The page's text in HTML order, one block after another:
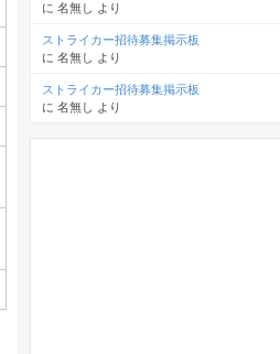
に 名無し より
ストライカー招待募集掲示板
に 名無し より
ストライカー招待募集掲示板
に 名無し より